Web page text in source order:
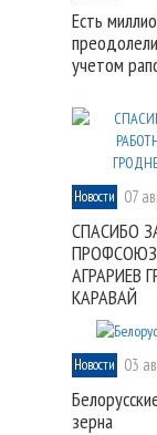
Есть
учетом
Новости 07
СПАСИБО
АГРАРИЕВ
КАРАВАЙ
Новости 03
зерна